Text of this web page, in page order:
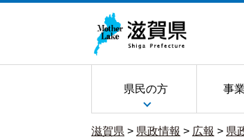
県民の方 事
滋賀県 > 県政情報 > 広報 > 県